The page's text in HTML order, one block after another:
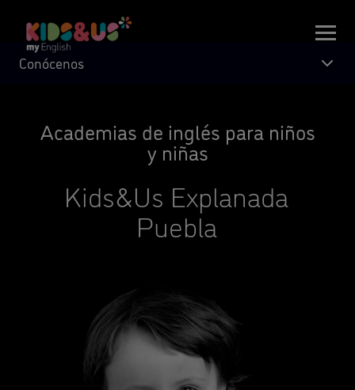
Academias de inglés para niños
y niñas
Kids&Us Explanada
Puebla
Conócenos